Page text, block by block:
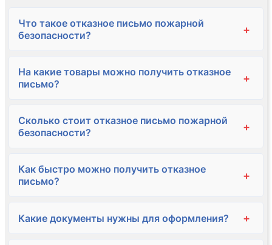
Что такое отказное письмо пожарной
безопасности?
+
На какие товары можно получить отказное
письмо?
+
Сколько стоит отказное письмо пожарной
безопасности?
+
Как быстро можно получить отказное
письмо?
+
Какие документы нужны для оформления? +